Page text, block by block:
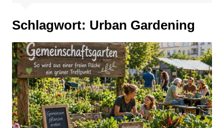
Schlagwort: Urban Gardening